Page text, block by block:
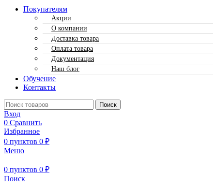
Покупателям
Акции
О компании
Доставка товара
Оплата товара
Документация
Наш блог
Обучение
Контакты
Поиск
Вход
0 Сравнить
Избранное
0 пунктов 0 ₽
Меню
0 пунктов 0 ₽
Поиск